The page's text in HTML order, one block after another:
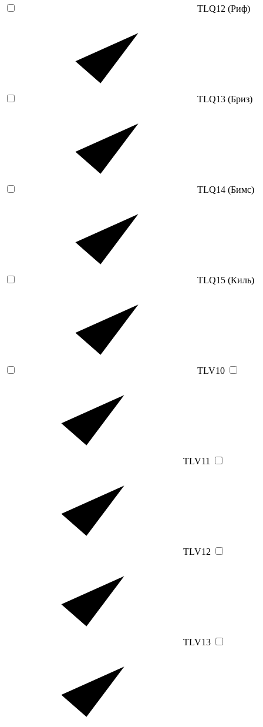
TLQ12 (Риф)
TLQ13 (Бриз)
TLQ14 (Бимс)
TLQ15 (Киль)
TLV10
TLV11
TLV12
TLV13